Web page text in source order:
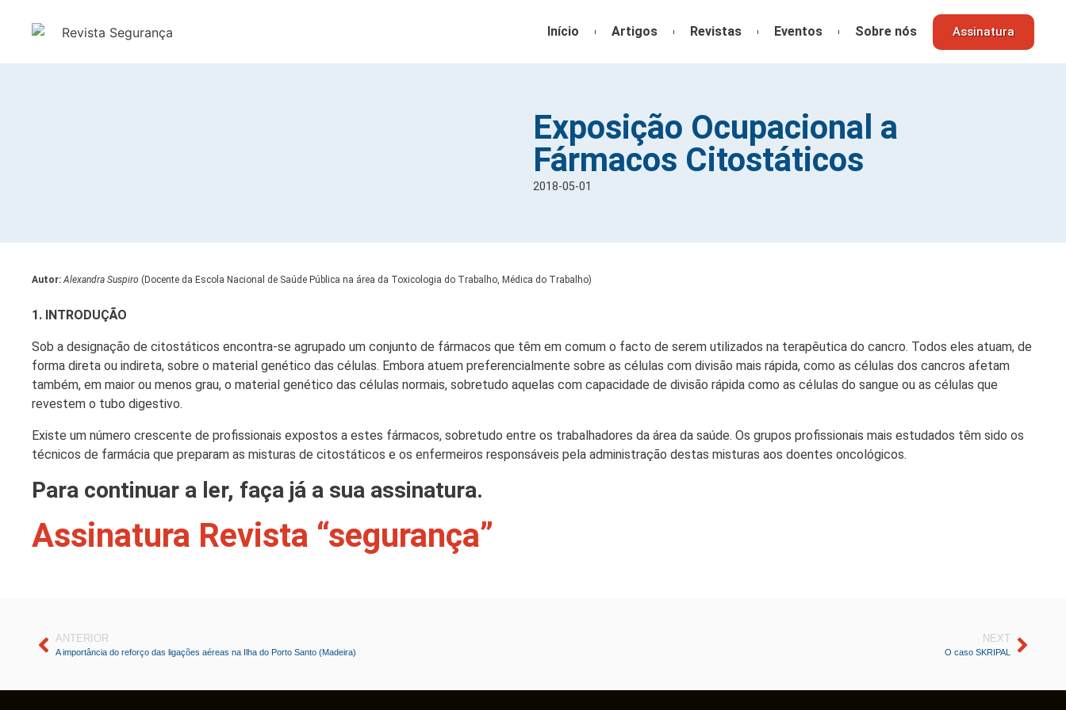
Início Artigos Revistas Eventos Sobre nós Assinatura
Exposição Ocupacional a
Fármacos Citostáticos
2018-05-01
Autor: Alexandra Suspiro (Docente da Escola Nacional de Saúde Pública na área da Toxicologia do Trabalho, Médica do Trabalho)
1. INTRODUÇÃO
Sob a designação de citostáticos encontra-se agrupado um conjunto de fármacos que têm em comum o facto de serem utilizados na terapêutica do cancro. Todos eles atuam, de
forma direta ou indireta, sobre o material genético das células. Embora atuem preferencialmente sobre as células com divisão mais rápida, como as células dos cancros afetam
também, em maior ou menos grau, o material genético das células normais, sobretudo aquelas com capacidade de divisão rápida como as células do sangue ou as células que
revestem o tubo digestivo.
Existe um número crescente de profissionais expostos a estes fármacos, sobretudo entre os trabalhadores da área da saúde. Os grupos profissionais mais estudados têm sido os
técnicos de farmácia que preparam as misturas de citostáticos e os enfermeiros responsáveis pela administração destas misturas aos doentes oncológicos.
Para continuar a ler, faça já a sua assinatura.
Assinatura Revista “segurança”
ANTERIOR
A importância do reforço das ligações aéreas na Ilha do Porto Santo (Madeira)
NEXT
O caso SKRIPAL